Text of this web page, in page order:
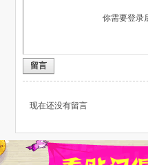
你需要登录
留言
现在还没有留言